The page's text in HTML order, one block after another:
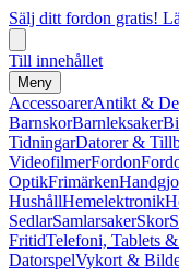
Sälj ditt fordon gratis!
Till innehållet
Meny
AccessoarerAntikt &
BarnskorBarnleksaker
TidningarDatorer &
VideofilmerFordon
OptikFrimärken
HushållHemelektronik
SedlarSamlarsakerSkor
FritidTelefoni, Tablets
DatorspelVykort &